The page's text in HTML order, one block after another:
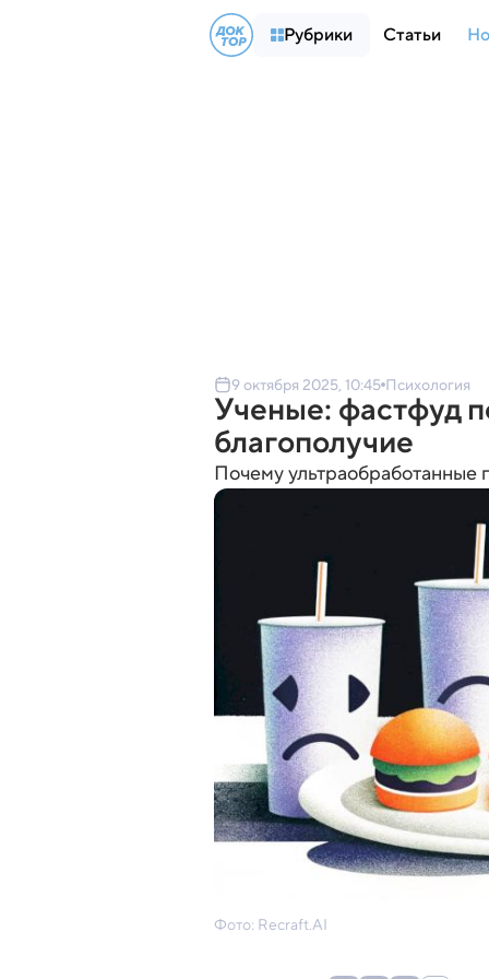
Рубрики Статьи
9 октября 2025, 10:45 Психология
Ученые: фастфуд
благополучие
Почему ультраобработанные
Фото: Recraft.AI